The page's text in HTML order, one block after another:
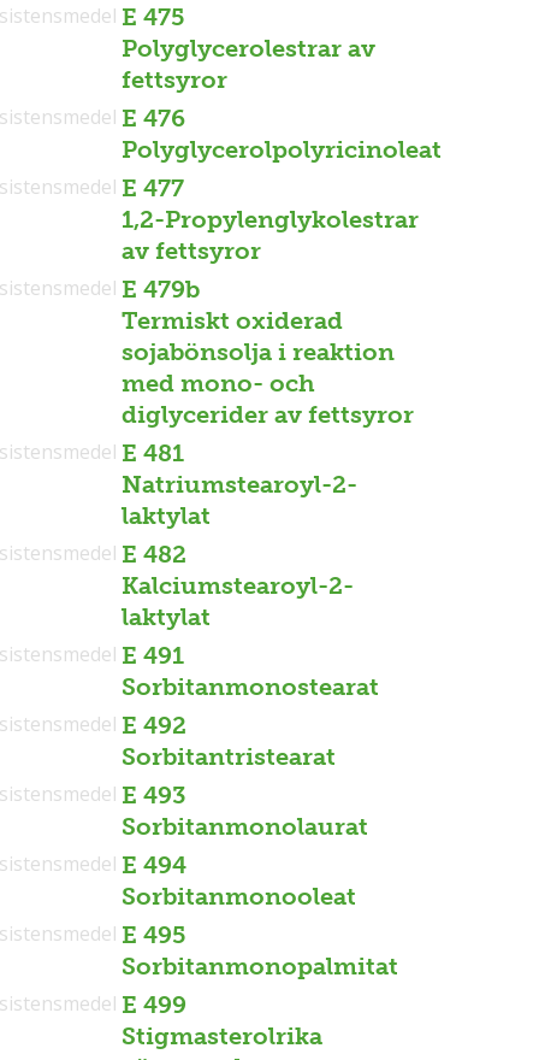
E 475
Polyglycerolestrar av
fettsyror
E 476
Polyglycerolpolyricinoleat
E 477
1,2-Propylenglykolestrar
av fettsyror
E 479b
Termiskt oxiderad
sojabönsolja i reaktion
med mono- och
diglycerider av fettsyror
E 481
Natriumstearoyl-2-
laktylat
E 482
Kalciumstearoyl-2-
laktylat
E 491
Sorbitanmonostearat
E 492
Sorbitantristearat
E 493
Sorbitanmonolaurat
E 494
Sorbitanmonooleat
E 495
Sorbitanmonopalmitat
E 499
Stigmasterolrika